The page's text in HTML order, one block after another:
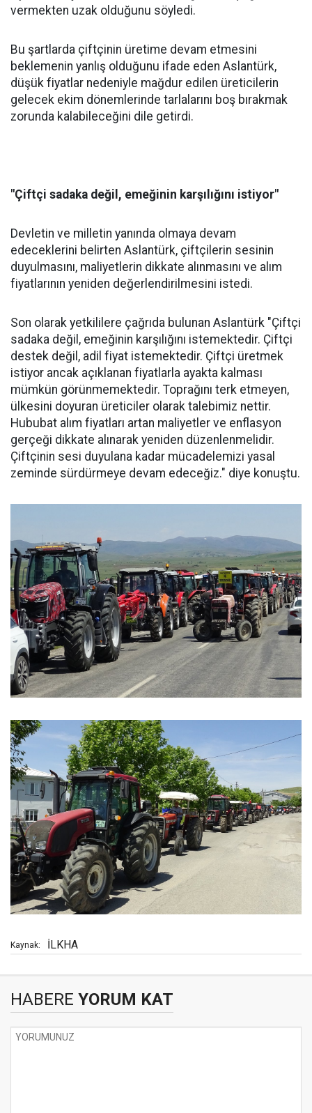
vermekten uzak olduğunu söyledi.
Bu şartlarda çiftçinin üretime devam etmesini
beklemenin yanlış olduğunu ifade eden Aslantürk,
düşük fiyatlar nedeniyle mağdur edilen üreticilerin
gelecek ekim dönemlerinde tarlalarını boş bırakmak
zorunda kalabileceğini dile getirdi.
"Çiftçi sadaka değil, emeğinin karşılığını istiyor"
Devletin ve milletin yanında olmaya devam
edeceklerini belirten Aslantürk, çiftçilerin sesinin
duyulmasını, maliyetlerin dikkate alınmasını ve alım
fiyatlarının yeniden değerlendirilmesini istedi.
Son olarak yetkililere çağrıda bulunan Aslantürk "Çiftçi
sadaka değil, emeğinin karşılığını istemektedir. Çiftçi
destek değil, adil fiyat istemektedir. Çiftçi üretmek
istiyor ancak açıklanan fiyatlarla ayakta kalması
mümkün görünmemektedir. Toprağını terk etmeyen,
ülkesini doyuran üreticiler olarak talebimiz nettir.
Hububat alım fiyatları artan maliyetler ve enflasyon
gerçeği dikkate alınarak yeniden düzenlenmelidir.
Çiftçinin sesi duyulana kadar mücadelemizi yasal
zeminde sürdürmeye devam edeceğiz." diye konuştu.
Kaynak: İLKHA
HABERE YORUM KAT